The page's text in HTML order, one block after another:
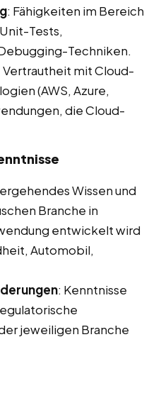
: Fähigkeiten im Bereich
Tests,
Techniken.
Vertrautheit mit Cloud-
(AWS, Azure,
die Cloud-
Wissen und
Branche in
entwickelt wird
Automobil,
: Kenntnisse
jeweiligen Branche